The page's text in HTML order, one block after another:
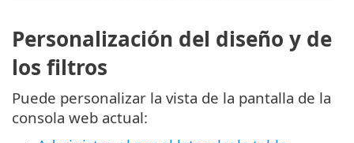
Personalización del diseño y de
los filtros
Puede personalizar la vista de la pantalla de la
consola web actual: